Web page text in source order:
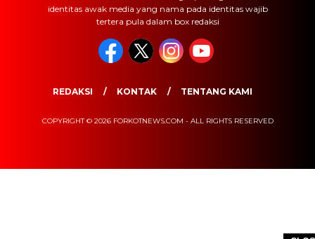
identitas awak media yang nama pada identitas wajib
tertera pula dalam box redaksi
REDAKSI KONTAK TENTANG KAMI
COPYRIGHT © 2026 FORKOTNEWS.COM - ALL RIGHTS RESERVED